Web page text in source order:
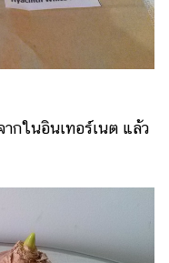
ในอินเทอร์เนต แล้ว